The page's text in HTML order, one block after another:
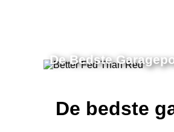
De Bedste
De bedste